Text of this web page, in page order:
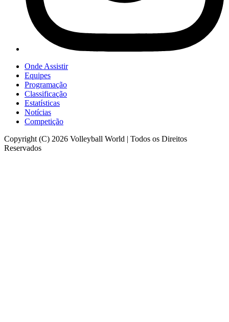
Onde Assistir
Equipes
Programação
Classificação
Estatísticas
Notícias
Competição
Copyright (C) 2026 Volleyball World | Todos os Direitos
Reservados